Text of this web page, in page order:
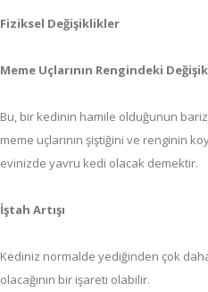
Fiziksel Değişiklikler
Meme Uçlarının Rengindeki
Bu, bir kedinin hamile olduğunun
meme uçlarının şiştiğini ve renginin
evinizde yavru kedi olacak demektir.
İştah Artışı
Kediniz normalde yediğinden çok
olacağının bir işareti olabilir.